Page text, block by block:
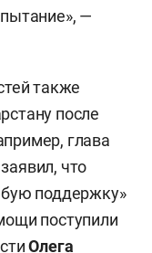
—
также
после
глава
заявил, что
поддержку»
поступили
Олега